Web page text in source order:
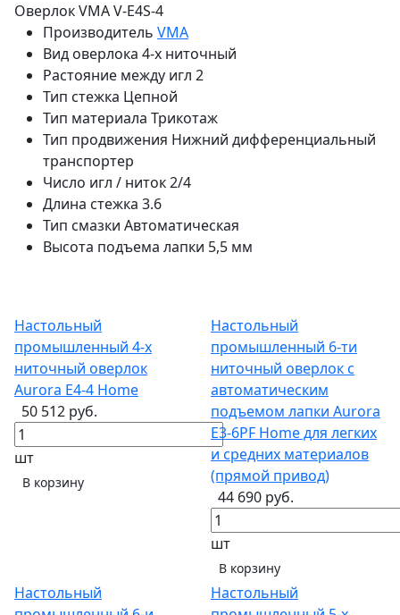
Оверлок VMA V-E4S-4
Производитель VMA
Вид оверлока 4-х ниточный
Растояние между игл 2
Тип стежка Цепной
Тип материала Трикотаж
Тип продвижения Нижний дифференциальный
транспортер
Число игл / ниток2/4
Длина стежка 3.6
Тип смазки Автоматическая
Высота подъема лапки 5,5 мм
Настольный
промышленный 4-х
ниточный оверлок
Aurora E4-4 Home
50 512 руб.
шт
В корзину
Настольный
промышленный 6-ти
ниточный оверлок с
автоматическим
подъемом лапки Aurora
E3-6PF Home для легких
и средних материалов
(прямой привод)
44 690 руб.
шт
В корзину
Настольный
Настольный